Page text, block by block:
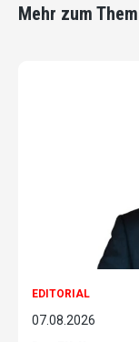
Mehr zum
EDITORIAL
07.08.2026